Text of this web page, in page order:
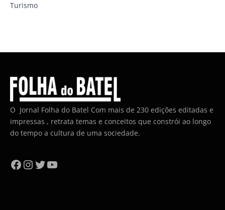
Turismo
O Jornal Folha do Batel Com mais de 230 edições editadas e
impressas , retrata temas e conceitos que constrói ao longo
do tempo a cultura de uma sociedade.
Facebook
Instagram
Twitter
YouTube